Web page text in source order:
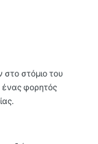
στο στόμιο του
ένας φορητός